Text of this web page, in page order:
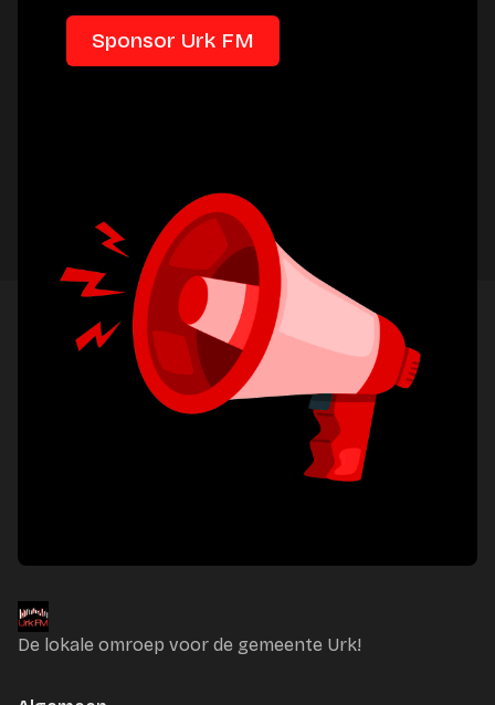
Sponsor Urk FM
De lokale omroep voor de gemeente Urk!